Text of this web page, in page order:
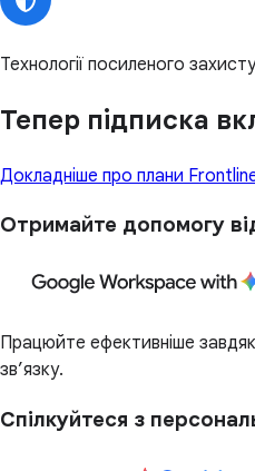
Технології посиленого
Тепер підписка
Докладніше про плани
Отримайте допомогу
Працюйте ефективніше
зв’язку.
Спілкуйтеся з